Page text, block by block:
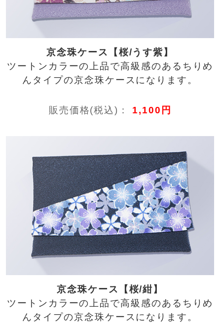
京念珠ケース【桜/うす紫】
ツートンカラーの上品で高級感のあるちりめ
んタイプの京念珠ケースになります。
販売価格(税込)： 1,100円
京念珠ケース【桜/紺】
ツートンカラーの上品で高級感のあるちりめ
んタイプの京念珠ケースになります。